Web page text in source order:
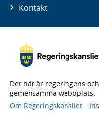
Kontakt
Det här är regeringens
gemensamma webbplats.
Om Regeringskansliet